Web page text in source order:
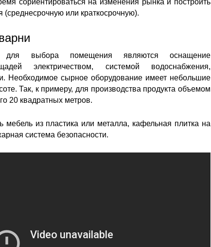
сориентироваться на изменения рынка и построить
(среднесрочную или краткосрочную).
для выбора помещения являются оснащение
электричеством, системой водоснабжения,
Необходимое сырное оборудование имеет небольшие
Так, к примеру, для производства продукта объемом
20 квадратных метров.
из пластика или металла, кафельная плитка на
система безопасности.